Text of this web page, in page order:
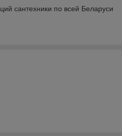
сантехники по всей Беларуси